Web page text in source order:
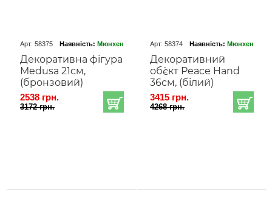
Арт: 58375 Наявність: Мюнхен
Декоративна фігура
Medusa 21cм,
(бронзовий)
2538 грн.
3172 грн.
Арт: 58374 Наявність: Мюнхен
Декоративний
об`єкт Peace Hand
36cм, (білий)
3415 грн.
4268 грн.